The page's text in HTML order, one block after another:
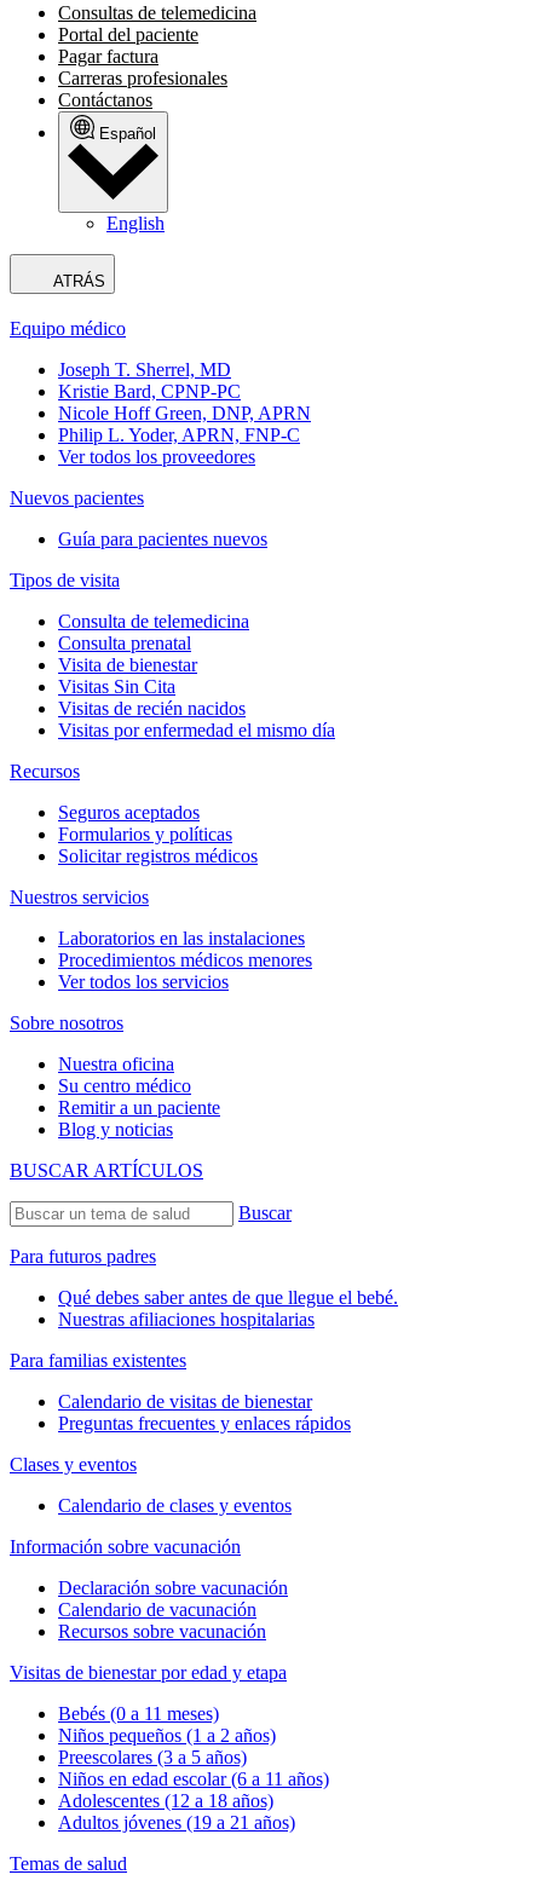
Consultas de telemedicina
Portal del paciente
Pagar factura
Carreras profesionales
Contáctanos
Español
English
ATRÁS
Equipo médico
Joseph T. Sherrel, MD
Kristie Bard, CPNP-PC
Nicole Hoff Green, DNP, APRN
Philip L. Yoder, APRN, FNP-C
Ver todos los proveedores
Nuevos pacientes
Guía para pacientes nuevos
Tipos de visita
Consulta de telemedicina
Consulta prenatal
Visita de bienestar
Visitas Sin Cita
Visitas de recién nacidos
Visitas por enfermedad el mismo día
Recursos
Seguros aceptados
Formularios y políticas
Solicitar registros médicos
Nuestros servicios
Laboratorios en las instalaciones
Procedimientos médicos menores
Ver todos los servicios
Sobre nosotros
Nuestra oficina
Su centro médico
Remitir a un paciente
Blog y noticias
BUSCAR ARTÍCULOS
Buscar
Para futuros padres
Qué debes saber antes de que llegue el bebé.
Nuestras afiliaciones hospitalarias
Para familias existentes
Calendario de visitas de bienestar
Preguntas frecuentes y enlaces rápidos
Clases y eventos
Calendario de clases y eventos
Información sobre vacunación
Declaración sobre vacunación
Calendario de vacunación
Recursos sobre vacunación
Visitas de bienestar por edad y etapa
Bebés (0 a 11 meses)
Niños pequeños (1 a 2 años)
Preescolares (3 a 5 años)
Niños en edad escolar (6 a 11 años)
Adolescentes (12 a 18 años)
Adultos jóvenes (19 a 21 años)
Temas de salud